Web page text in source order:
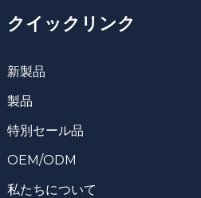
クイックリンク
新製品
製品
特別セール品
OEM/ODM
私たちについて